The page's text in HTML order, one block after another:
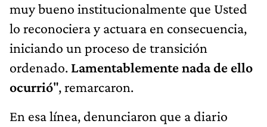
muy bueno institucionalmente que Usted
lo reconociera y actuara en consecuencia,
iniciando un proceso de transición
ordenado. Lamentablemente nada de ello
ocurrió", remarcaron.
En esa línea, denunciaron que a diario